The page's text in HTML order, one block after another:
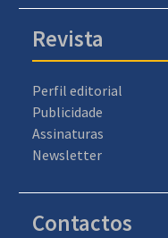
Revista
Perfil editorial
Publicidade
Assinaturas
Newsletter
Contactos